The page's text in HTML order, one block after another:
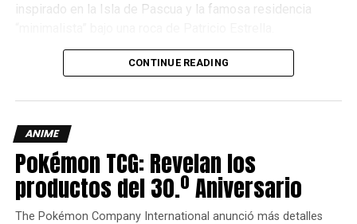
entre los rascacielos, mientras que el otro lo captura en
lista para entrar en combate.
inspirado en la Isla de Pascua y la famosa residencia
CONTINUE READING
ANIME
Pokémon TCG: Revelan los
productos del 30.º Aniversario
The Pokémon Company International anunció más detalles